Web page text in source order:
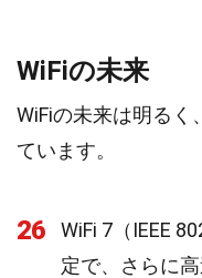
WiFiの未来
WiFiの未来は明る
ています。
26
WiFi 7（IEEE
定で、さらに